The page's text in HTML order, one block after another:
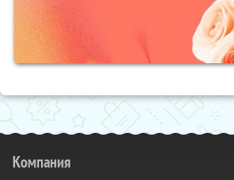
Компания